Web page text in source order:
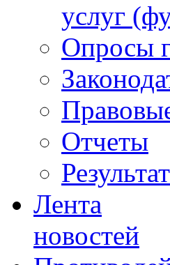
услуг
Опросы
Отчеты
Лента
новостей